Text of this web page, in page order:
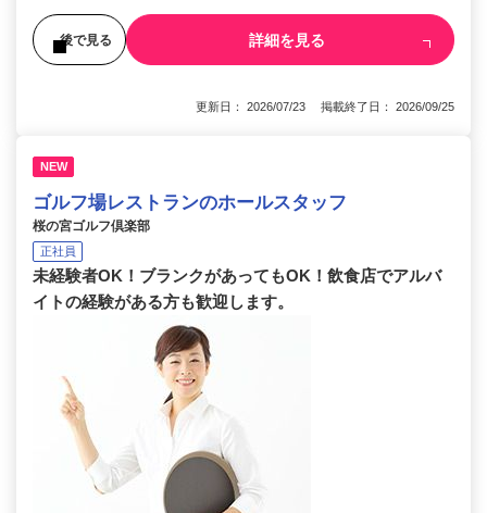
後で見る 詳細を見る
更新日： 2026/07/23 掲載終了日： 2026/09/25
NEW
ゴルフ場レストランのホールスタッフ
桜の宮ゴルフ倶楽部
正社員
未経験者OK！ブランクがあってもOK！飲食店でアルバ
イトの経験がある方も歓迎します。